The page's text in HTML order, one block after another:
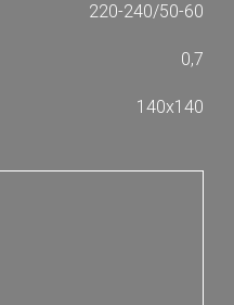
220-240/50-60
0,7
140x140